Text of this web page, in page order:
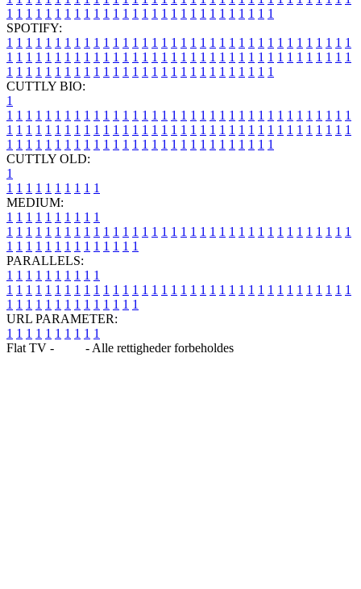
1 1 1 1 1 1 1 1 1 1 1 1 1 1 1 1 1 1 1 1 1 1 1 1 1 1 1 1
SPOTIFY:
1 1 1 1 1 1 1 1 1 1 1 1 1 1 1 1 1 1 1 1 1 1 1 1 1 1 1 1 1 1 1 1 1 1 1 1
1 1 1 1 1 1 1 1 1 1 1 1 1 1 1 1 1 1 1 1 1 1 1 1 1 1 1 1 1 1 1 1 1 1 1 1
1 1 1 1 1 1 1 1 1 1 1 1 1 1 1 1 1 1 1 1 1 1 1 1 1 1 1 1
CUTTLY BIO:
1
1 1 1 1 1 1 1 1 1 1 1 1 1 1 1 1 1 1 1 1 1 1 1 1 1 1 1 1 1 1 1 1 1 1 1 1
1 1 1 1 1 1 1 1 1 1 1 1 1 1 1 1 1 1 1 1 1 1 1 1 1 1 1 1 1 1 1 1 1 1 1 1
1 1 1 1 1 1 1 1 1 1 1 1 1 1 1 1 1 1 1 1 1 1 1 1 1 1 1 1
CUTTLY OLD:
1
1 1 1 1 1 1 1 1 1 1
MEDIUM:
1 1 1 1 1 1 1 1 1 1
1 1 1 1 1 1 1 1 1 1 1 1 1 1 1 1 1 1 1 1 1 1 1 1 1 1 1 1 1 1 1 1 1 1 1 1
1 1 1 1 1 1 1 1 1 1 1 1 1 1
PARALLELS:
1 1 1 1 1 1 1 1 1 1
1 1 1 1 1 1 1 1 1 1 1 1 1 1 1 1 1 1 1 1 1 1 1 1 1 1 1 1 1 1 1 1 1 1 1 1
1 1 1 1 1 1 1 1 1 1 1 1 1 1
URL PARAMETER:
1 1 1 1 1 1 1 1 1 1
Flat TV -
- Alle rettigheder forbeholdes